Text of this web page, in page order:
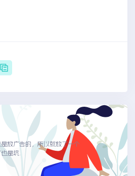
放广告的，所以就放了一个
是坑.